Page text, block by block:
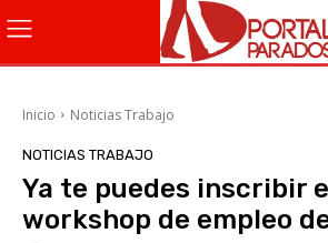
Inicio Noticias Trabajo
NOTICIAS TRABAJO
Ya te puedes inscribir
workshop de empleo